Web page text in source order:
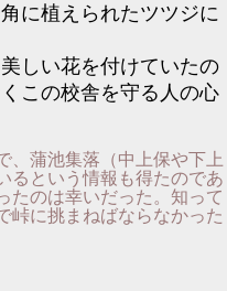
に植えられたツツジに
しい花を付けていたの
この校舎を守る人の心
、蒲池集落（中上保や下上
るという情報も得たのであ
たのは幸いだった。知って
峠に挑まねばならなかった